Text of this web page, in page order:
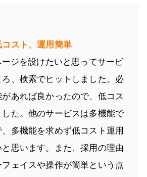
スト、運用簡単
ジを設けたいと思ってサービ
、検索でヒットしました。必
あれば良かったので、低コス
した。他のサービスは多機能で
多機能を求めず低コスト運用
と思います。また、採用の理由
フェイスや操作が簡単という点